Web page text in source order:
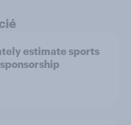
estimate sports